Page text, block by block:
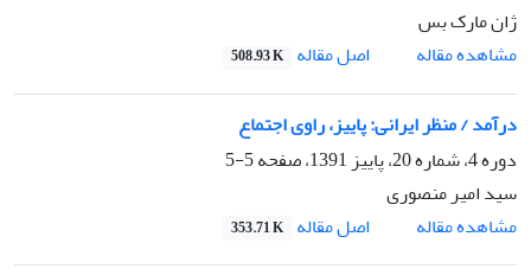
ژان مارک بس
مشاهده مقاله
اصل مقاله 508.93 K
درآمد / منظر ایرانی: پاییز، راوی اجتماع
دوره 4، شماره 20، پاییز 1391، صفحه
5-5
سید امیر منصوری
مشاهده مقاله
اصل مقاله 353.71 K